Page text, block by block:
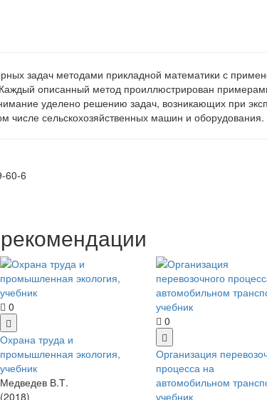
задач методами прикладной математики с
описанный метод проиллюстрирован
уделено решению задач, возникающих при
числе сельскохозяйственных машин и оборудования.
60-6
0
Охрана труда и
промышленная экология,
учебник
Медведев В.Т.
(2018)
0
Организация
процесса на
автомобильном
учебник